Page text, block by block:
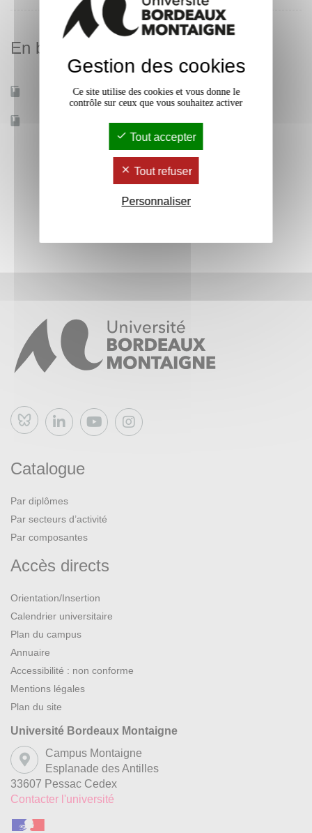
En bref
Mobilité d'études Oui
Accessible à distance Non
Bluesky
Catalogue
Par diplômes
Par secteurs d’activité
Par composantes
Accès directs
Orientation/Insertion
Calendrier universitaire
Plan du campus
Annuaire
Accessibilité : non conforme
Mentions légales
Plan du site
Université Bordeaux Montaigne
Campus Montaigne
Esplanade des Antilles
33607 Pessac Cedex
Contacter l'université
Gestion des cookies
Ce site utilise des cookies et vous donne le
contrôle sur ceux que vous souhaitez activer
Tout accepter
Tout refuser
Personnaliser